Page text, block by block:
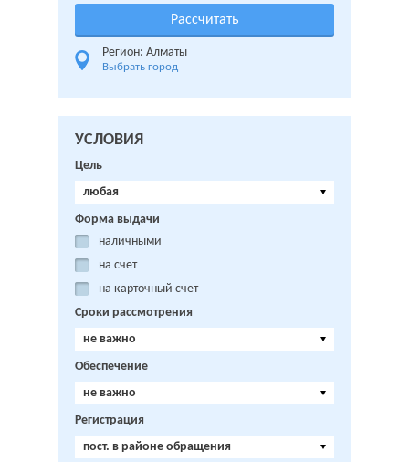
Регион: Алматы
Выбрать город
УСЛОВИЯ
Цель
любая
Форма выдачи
наличными
на счет
на карточный счет
Сроки рассмотрения
не важно
Обеспечение
не важно
Регистрация
пост. в районе обращения